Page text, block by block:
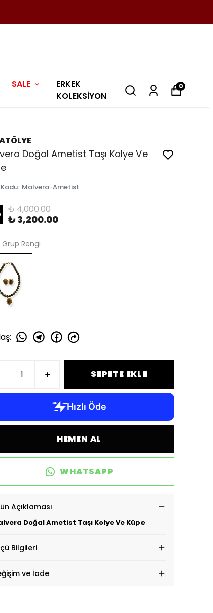
SALE
ERKEK
KOLEKSİYON
0
Doğal Ametist Taşı Kolye Ve
: Malvera-Ametist
₺ 4,000.00
₺ 3,200.00
Grup Rengi
:
SEPETE EKLE
HEMEN AL
WHATSAPP
Açıklaması
Doğal Ametist Taşı Kolye Ve Küpe
Bilgileri
ve İade